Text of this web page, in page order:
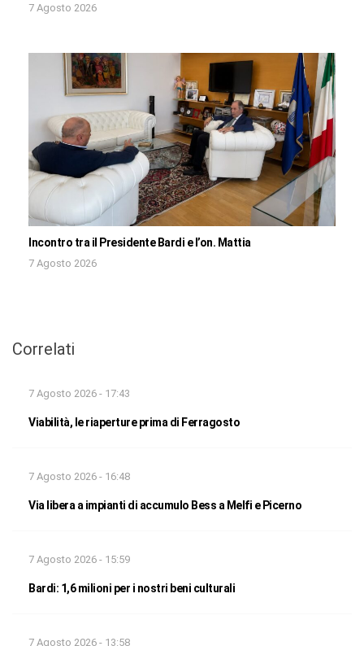
7 Agosto 2026
Incontro tra il Presidente Bardi e l’on. Mattia
7 Agosto 2026
Correlati
7 Agosto 2026 - 17:43
Viabilità, le riaperture prima di Ferragosto
7 Agosto 2026 - 16:48
Via libera a impianti di accumulo Bess a Melfi e Picerno
7 Agosto 2026 - 15:59
Bardi: 1,6 milioni per i nostri beni culturali
7 Agosto 2026 - 13:58